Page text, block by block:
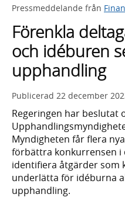
framträder
lista
med
sökförslag
Pressmeddelande från
Förenkla
och idéburen
upphandling
Publicerad 22 december
Regeringen har beslutat
Myndigheten får flera
förbättra konkurrensen
identifiera åtgärder som
underlätta för idéburna
upphandling.